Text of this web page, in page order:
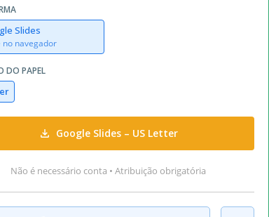
Slides
no navegador
DO PAPEL
Google Slides – US Letter
Não é necessário conta • Atribuição obrigatória